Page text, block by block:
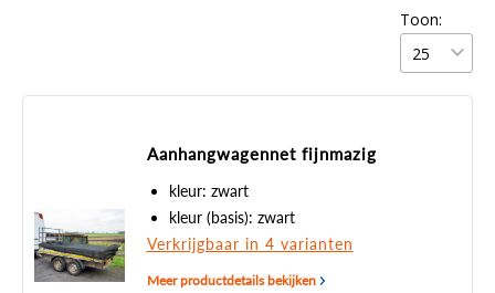
Toon:
Aanhangwagennet fijnmazig
kleur: zwart
kleur (basis): zwart
Verkrijgbaar in 4 varianten
Meer productdetails bekijken